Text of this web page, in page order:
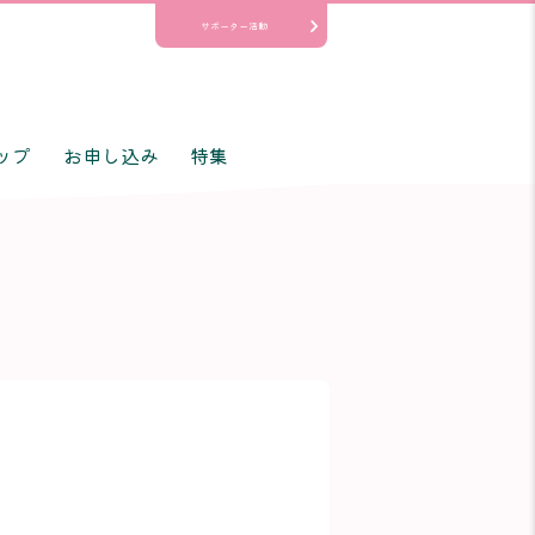
サポーター活動
プ お申し込み 特集